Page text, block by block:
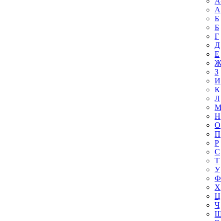
А
Б
Б
Г
Д
Е
Ж
З
И
К
Л
М
Н
О
П
Р
С
Т
У
Ф
Х
Ц
Ч